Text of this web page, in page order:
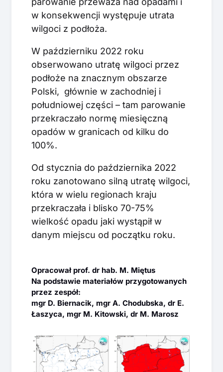
w konsekwencji występuje utrata
wilgoci z podłoża.
W październiku 2022 roku
obserwowano utratę wilgoci przez
podłoże na znacznym obszarze
Polski, głównie w zachodniej i
południowej części – tam parowanie
przekraczało normę miesięczną
opadów w granicach od kilku do
100%.
Od stycznia do października 2022
roku zanotowano silną utratę wilgoci,
która w wielu regionach kraju
przekraczała i blisko 70-75%
wielkość opadu jaki wystąpił w
danym miejscu od początku roku.
Opracował prof. dr hab. M. Miętus
Na podstawie materiałów przygotowanych
przez zespół:
mgr D. Biernacik, mgr A. Chodubska, dr E.
Łaszyca, mgr M. Kitowski, dr M. Marosz